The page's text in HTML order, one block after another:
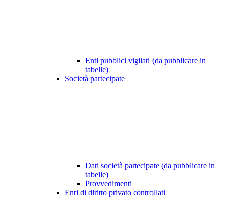
Enti pubblici vigilati (da pubblicare in
tabelle)
Società partecipate
Dati società partecipate (da pubblicare in
tabelle)
Provvedimenti
Enti di diritto privato controllati